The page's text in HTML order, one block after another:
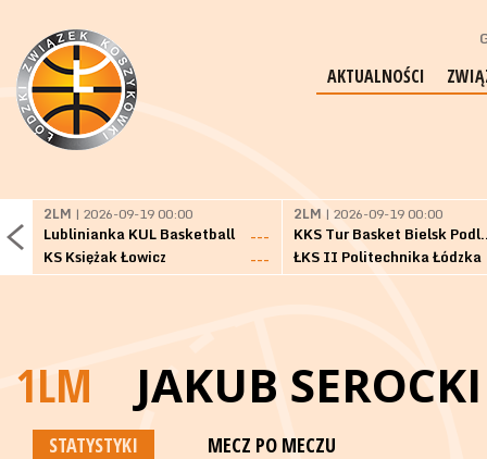
AKTUALNOŚCI
2LM | 2026-09-19 00:00
Lublinianka KUL Basketball
---
KS Księżak Łowicz
---
2LM | 2026-09-19 00:00
KKS Tur
ŁKS II Politechnika Łódzka
1LM JAKUB SEROCKI
STATYSTYKI MECZ PO MECZU